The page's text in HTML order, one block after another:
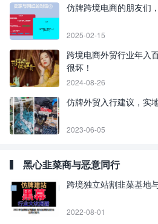
仿牌跨境电商的朋友们
2025-02-15
跨境电商外贸行业年入
很坏！
2024-08-26
仿牌外贸入行建议，实
2023-06-05
黑心韭菜商与恶意同行
跨境独立站割韭菜基地
2022-08-01